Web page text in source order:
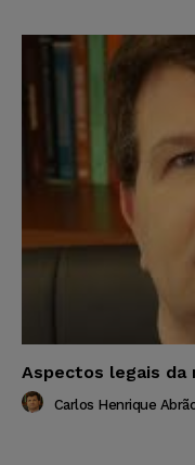
Aspectos legais
Carlos Henrique